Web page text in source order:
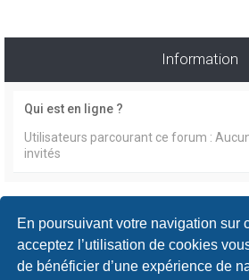
En poursuivant votre navigation sur
acceptez l’utilisation de cookies
de bénéficier d’une expérience de
Information
Qui est en ligne ?
Utilisateurs parcourant ce forum :
invités
Accueil du forum